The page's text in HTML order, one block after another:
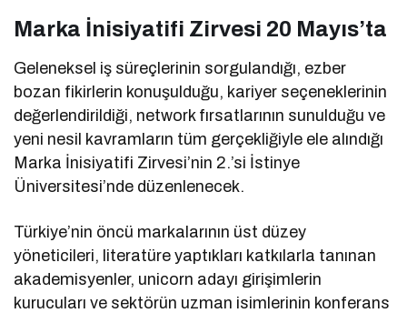
Marka İnisiyatifi Zirvesi 20 Mayıs’ta
Geleneksel iş süreçlerinin sorgulandığı, ezber
bozan fikirlerin konuşulduğu, kariyer seçeneklerinin
değerlendirildiği, network fırsatlarının sunulduğu ve
yeni nesil kavramların tüm gerçekliğiyle ele alındığı
Marka İnisiyatifi Zirvesi’nin 2.’si İstinye
Üniversitesi’nde düzenlenecek.
Türkiye’nin öncü markalarının üst düzey
yöneticileri, literatüre yaptıkları katkılarla tanınan
akademisyenler, unicorn adayı girişimlerin
kurucuları ve sektörün uzman isimlerinin konferans